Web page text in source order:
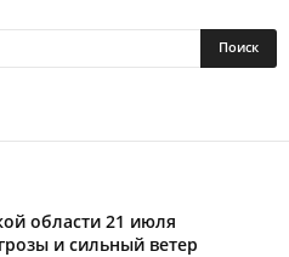
области 21 июля
и сильный ветер